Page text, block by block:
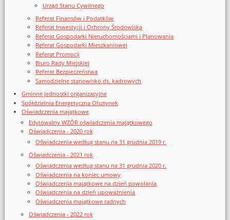
Urząd Stanu Cywilnego
Referat Finansów i Podatków
Referat Inwestycji i Ochrony Środowiska
Referat Gospodarki Nieruchomościami i Planowania
Referat Gospodarki Mieszkaniowej
Referat Promocji
Biuro Rady Miejskiej
Referat Bezpieczeństwa
Samodzielne stanowisko ds. kadrowych
Gminne jednostki organizacyjne
Spółdzielnia Energetyczna Olsztynek
Oświadczenia majątkowe
Edytowalny WZÓR oświadczenia majątkowego
Oświadczenia - 2020 rok
Oświadczenia według stanu na 31 grudnia 2019 r.
Oświadczenia - 2021 rok
Oświadczenia według stanu na 31 grudnia 2020 r.
Oświadczenia na koniec umowy
Oświadczenia majątkowe na dzień powołania
Oświadczenia na dzień upoważnienia
Oświadczenia majątkowe radnych
Oświadczenia - 2022 rok